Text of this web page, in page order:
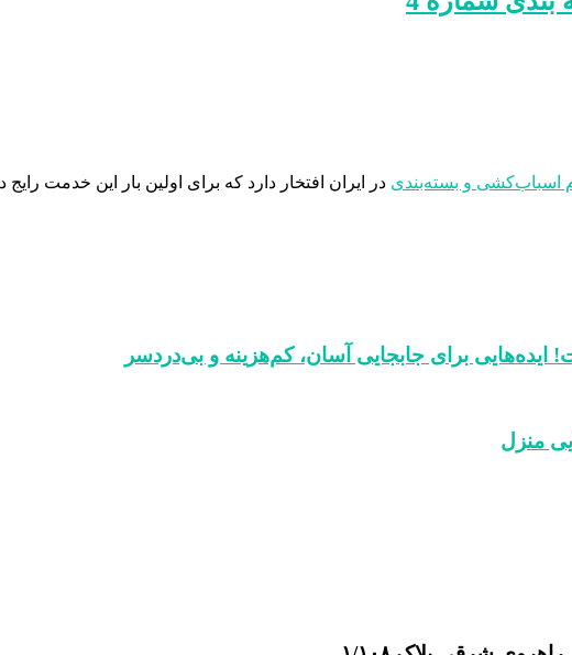
اسباب‌کشی و بسته‌بندی در ایران افتخار دارد که برای اولین بار این خدمت
برای جابجایی آسان، کم‌هزینه و بی‌دردسر
منزل